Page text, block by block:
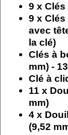
9 x
9 x
avec
la clé)
Clés à
mm) -
Clé à
11 x
mm)
4 x
(9,52